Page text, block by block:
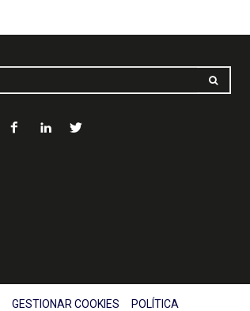
GESTIONAR COOKIES POLÍTICA